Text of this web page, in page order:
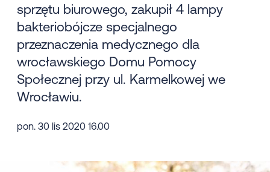
sprzętu biurowego, zakupił 4 lampy
bakteriobójcze specjalnego
przeznaczenia medycznego dla
wrocławskiego Domu Pomocy
Społecznej przy ul. Karmelkowej we
Wrocławiu.
pon. 30 lis 2020 16.00